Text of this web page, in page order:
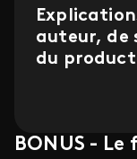
auteur, de
du
BONUS -